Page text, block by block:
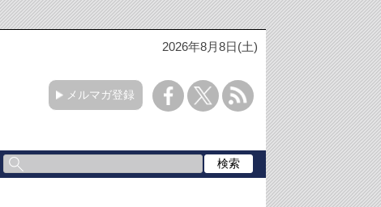
2026年8月8日(土)
メルマガ登録